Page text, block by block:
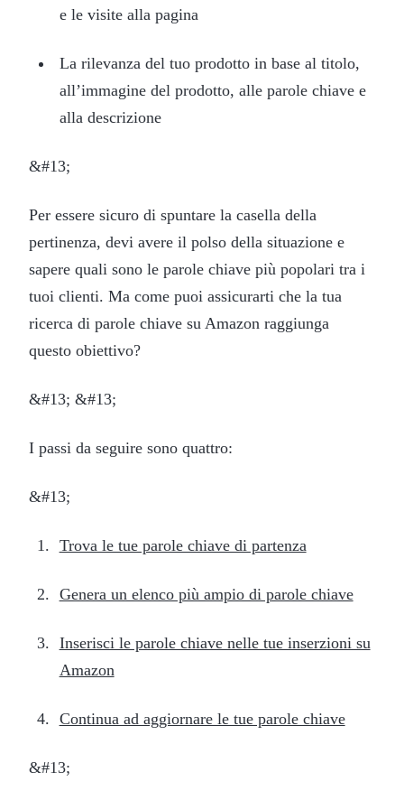
e le visite alla pagina
La rilevanza del tuo prodotto in base al titolo,
all’immagine del prodotto, alle parole chiave e
alla descrizione
&#13;
Per essere sicuro di spuntare la casella della
pertinenza, devi avere il polso della situazione e
sapere quali sono le parole chiave più popolari tra i
tuoi clienti. Ma come puoi assicurarti che la tua
ricerca di parole chiave su Amazon raggiunga
questo obiettivo?
&#13; &#13;
I passi da seguire sono quattro:
&#13;
Trova le tue parole chiave di partenza
Genera un elenco più ampio di parole chiave
Inserisci le parole chiave nelle tue inserzioni su
Amazon
Continua ad aggiornare le tue parole chiave
&#13;